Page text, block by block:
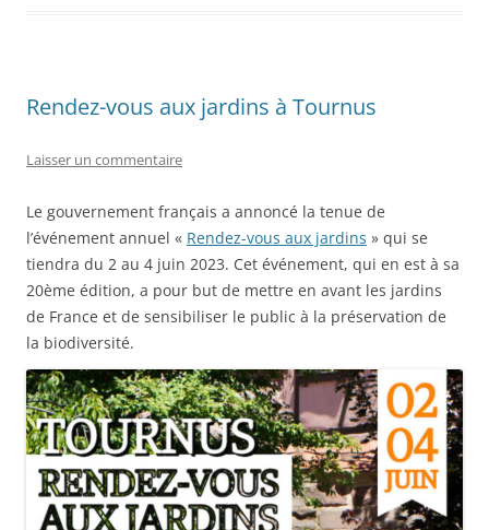
Rendez-vous aux jardins à Tournus
Laisser un commentaire
Le gouvernement français a annoncé la tenue de
l’événement annuel « Rendez-vous aux jardins » qui se
tiendra du 2 au 4 juin 2023. Cet événement, qui en est à sa
20ème édition, a pour but de mettre en avant les jardins
de France et de sensibiliser le public à la préservation de
la biodiversité.